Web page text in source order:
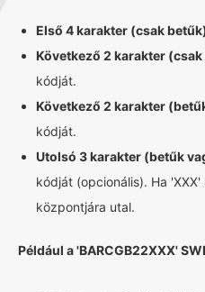
Első 4 karakter (csak
Következő 2 karakter
kódját.
Következő 2 karakter
kódját.
Utolsó 3 karakter (betűk
kódját (opcionális). Ha
központjára utal.
Például a 'BARCGB22XXX'